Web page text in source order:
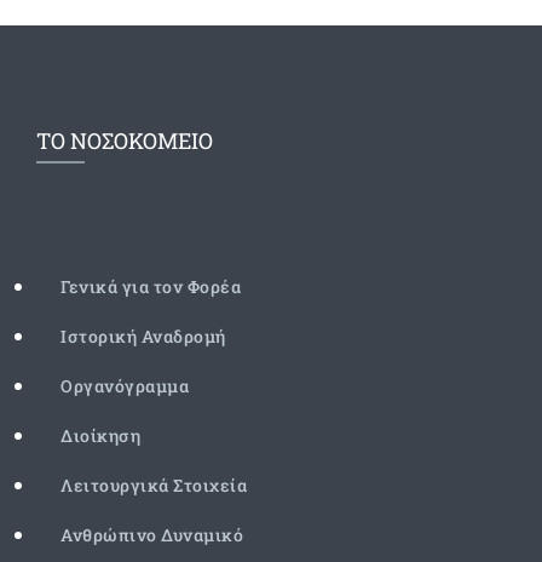
ΤΟ ΝΟΣΟΚΟΜΕΙΟ
Γενικά για τον Φορέα
Ιστορική Αναδρομή
Οργανόγραμμα
Διοίκηση
Λειτουργικά Στοιχεία
Ανθρώπινο Δυναμικό